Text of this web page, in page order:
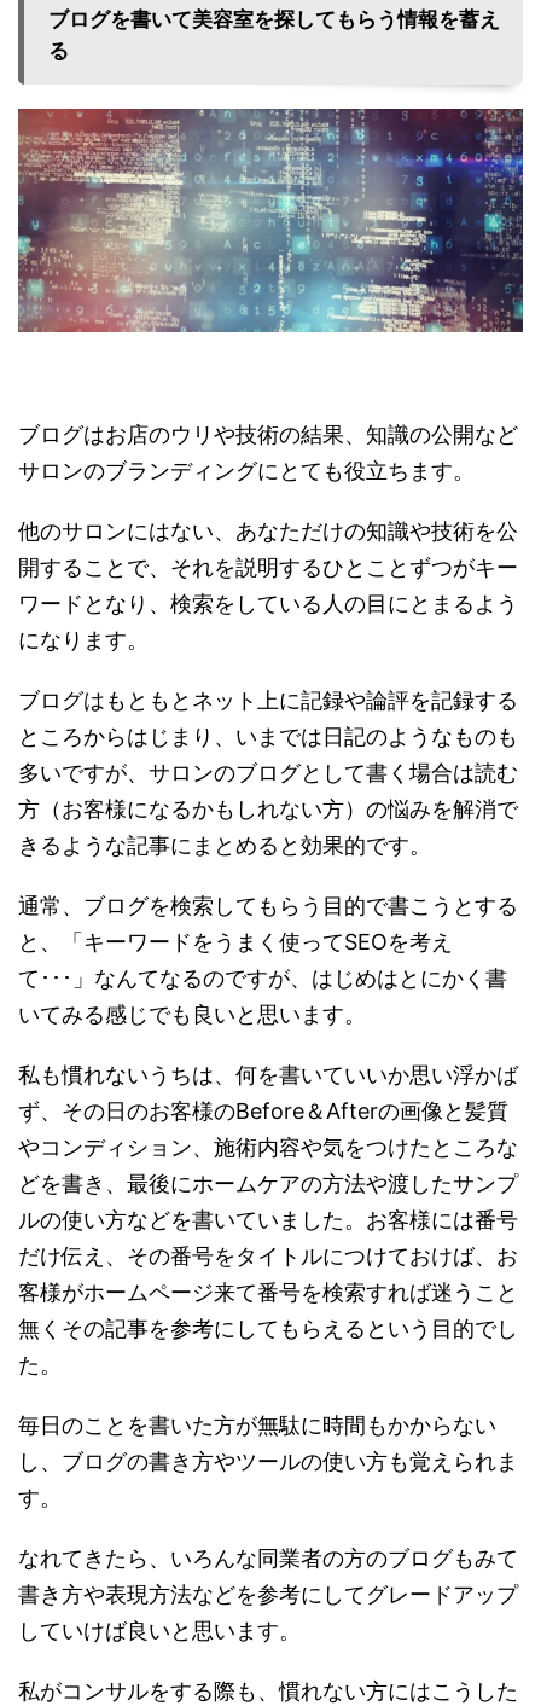
ブログを書いて美容室を探してもらう情報を蓄え
る
ブログはお店のウリや技術の結果、知識の公開など
サロンのブランディングにとても役立ちます。
他のサロンにはない、あなただけの知識や技術を公
開することで、それを説明するひとことずつがキー
ワードとなり、検索をしている人の目にとまるよう
になります。
ブログはもともとネット上に記録や論評を記録する
ところからはじまり、いまでは日記のようなものも
多いですが、サロンのブログとして書く場合は読む
方（お客様になるかもしれない方）の悩みを解消で
きるような記事にまとめると効果的です。
通常、ブログを検索してもらう目的で書こうとする
と、「キーワードをうまく使ってSEOを考え
て･･･」なんてなるのですが、はじめはとにかく書
いてみる感じでも良いと思います。
私も慣れないうちは、何を書いていいか思い浮かば
ず、その日のお客様のBefore＆Afterの画像と髪質
やコンディション、施術内容や気をつけたところな
どを書き、最後にホームケアの方法や渡したサンプ
ルの使い方などを書いていました。お客様には番号
だけ伝え、その番号をタイトルにつけておけば、お
客様がホームページ来て番号を検索すれば迷うこと
無くその記事を参考にしてもらえるという目的でし
た。
毎日のことを書いた方が無駄に時間もかからない
し、ブログの書き方やツールの使い方も覚えられま
す。
なれてきたら、いろんな同業者の方のブログもみて
書き方や表現方法などを参考にしてグレードアップ
していけば良いと思います。
私がコンサルをする際も、慣れない方にはこうした